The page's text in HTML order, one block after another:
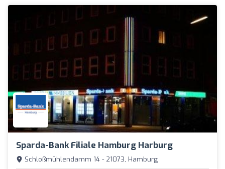
Sparda-Bank Filiale Hamburg Harburg
Schloßmühlendamm 14 - 21073, Hamburg